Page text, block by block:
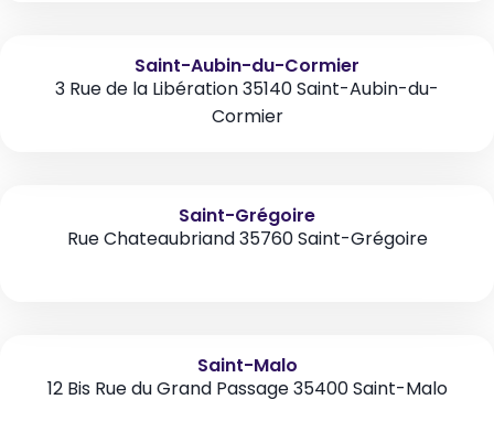
Saint-Aubin-du-Cormier
3 Rue de la Libération 35140 Saint-Aubin-du-
Cormier
Saint-Grégoire
Rue Chateaubriand 35760 Saint-Grégoire
Saint-Malo
12 Bis Rue du Grand Passage 35400 Saint-Malo